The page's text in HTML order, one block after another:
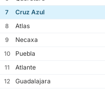
7
Cruz Azul
8
Atlas
9
Necaxa
10
Puebla
11
Atlante
12
Guadalajara